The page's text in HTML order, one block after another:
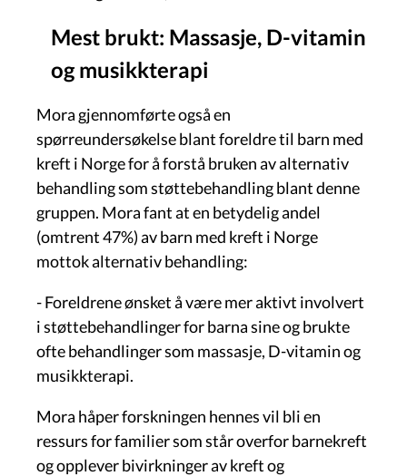
Mest brukt: Massasje, D-vitamin
og musikkterapi
Mora gjennomførte også en
spørreundersøkelse blant foreldre til barn med
kreft i Norge for å forstå bruken av alternativ
behandling som støttebehandling blant denne
gruppen. Mora fant at en betydelig andel
(omtrent 47%) av barn med kreft i Norge
mottok alternativ behandling:
- Foreldrene ønsket å være mer aktivt involvert
i støttebehandlinger for barna sine og brukte
ofte behandlinger som massasje, D-vitamin og
musikkterapi.
Mora håper forskningen hennes vil bli en
ressurs for familier som står overfor barnekreft
og opplever bivirkninger av kreft og